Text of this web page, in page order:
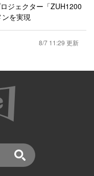
ジェクター「ZUH1200
を実現
8/7 11:29 更新